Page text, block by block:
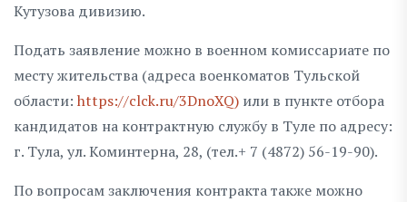
Кутузова дивизию.
Подать заявление можно в военном комиссариате по
месту жительства (адреса военкоматов Тульской
области: https://clck.ru/3DnoXQ) или в пункте отбора
кандидатов на контрактную службу в Туле по адресу:
г. Тула, ул. Коминтерна, 28, (тел.+ 7 (4872) 56-19-90).
По вопросам заключения контракта также можно